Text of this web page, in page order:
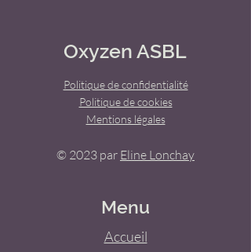
Oxyzen ASBL
Politique de confidentialité
Politique de cookies
Mentions légales
© 2023 par Eline Lonchay
Menu
Accueil